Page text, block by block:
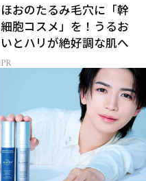
ほおのたるみ毛穴に「幹
細胞コスメ」を！うるお
いとハリが絶好調な肌へ